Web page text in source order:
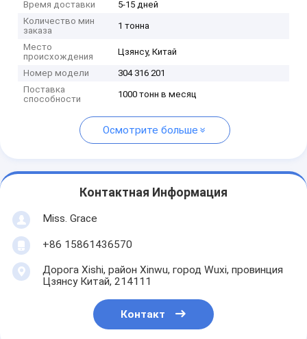
Время доставки
5-15 дней
Количество мин
заказа
1 тонна
Место
происхождения
Цзянсу, Китай
Номер модели
304 316 201
Поставка
способности
1000 тонн в месяц
Осмотрите больше
Контактная Информация
Miss. Grace
+86 15861436570
Дорога Xishi, район Xinwu, город Wuxi, провинция
Цзянсу Китай, 214111
Контакт